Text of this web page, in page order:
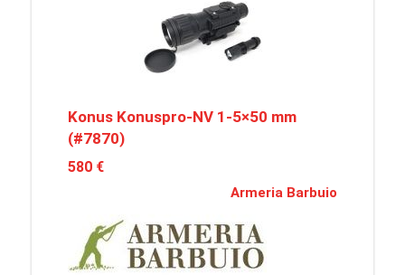
Konus Konuspro-NV 1-5×50 mm
(#7870)
580 €
Armeria Barbuio